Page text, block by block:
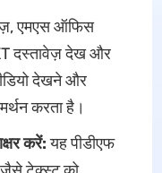
एमएस ऑफिस
दस्तावेज़ देख और
देखने और
करता है।
करें:यह पीडीएफ